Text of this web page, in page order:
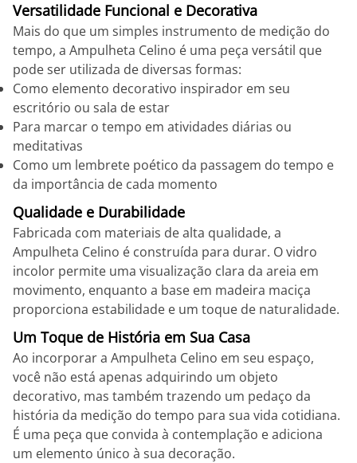
Versatilidade Funcional e Decorativa
Mais do que um simples instrumento de medição do
tempo, a Ampulheta Celino é uma peça versátil que
pode ser utilizada de diversas formas:
Como elemento decorativo inspirador em seu
escritório ou sala de estar
Para marcar o tempo em atividades diárias ou
meditativas
Como um lembrete poético da passagem do tempo e
da importância de cada momento
Qualidade e Durabilidade
Fabricada com materiais de alta qualidade, a
Ampulheta Celino é construída para durar. O vidro
incolor permite uma visualização clara da areia em
movimento, enquanto a base em madeira maciça
proporciona estabilidade e um toque de naturalidade.
Um Toque de História em Sua Casa
Ao incorporar a Ampulheta Celino em seu espaço,
você não está apenas adquirindo um objeto
decorativo, mas também trazendo um pedaço da
história da medição do tempo para sua vida cotidiana.
É uma peça que convida à contemplação e adiciona
um elemento único à sua decoração.